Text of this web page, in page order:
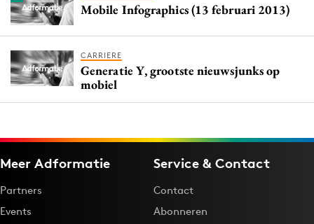
Mobile Infographics (13 februari 2013)
CARRIERE
Generatie Y, grootste nieuwsjunks op
mobiel
Meer Adformatie
Partners
Events
Service & Contact
Contact
Abonneren